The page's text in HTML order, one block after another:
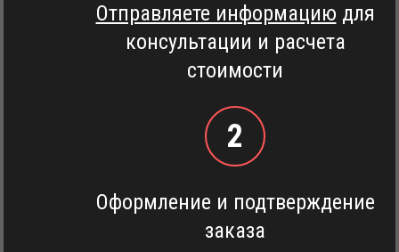
Отправляете информацию для
консультации и расчета
стоимости
2
Оформление и подтверждение
заказа